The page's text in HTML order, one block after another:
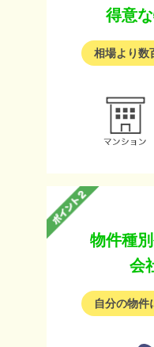
得意
相場より数
物件種
会
自分の物件